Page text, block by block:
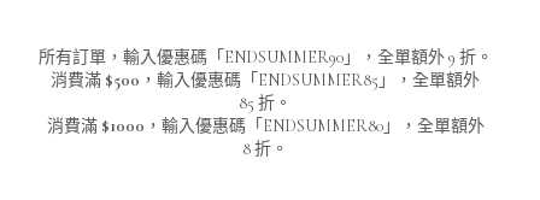
重磅純色短袖 T-SHIRT 系列
重磅純色 衛衣 系列
長袖恤衫
男裝 T-Shirt
長袖 T-SHIRT
包袋
About Us
連帽衛衣
所有訂單，輸入優惠碼「ENDSUMMER90」，全單額外 9 折。
消費滿 $500 ，輸入優惠碼「ENDSUMMER85」，全單額外
85 折。
消費滿 $1000 ，輸入優惠碼「ENDSUMMER80」，全單額外
8 折。